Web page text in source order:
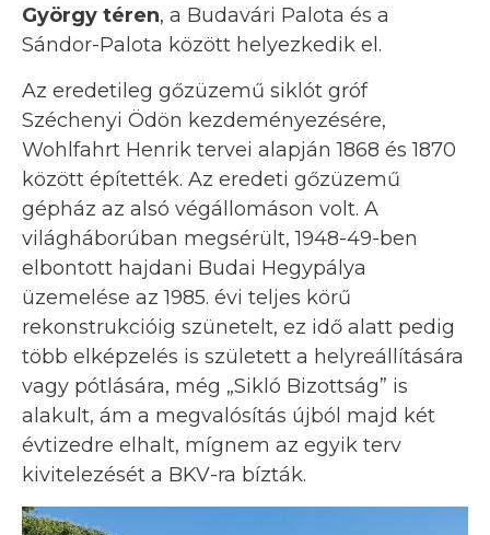
György téren, a Budavári Palota és a
Sándor-Palota között helyezkedik el.
Az eredetileg gőzüzemű siklót gróf
Széchenyi Ödön kezdeményezésére,
Wohlfahrt Henrik tervei alapján 1868 és 1870
között építették. Az eredeti gőzüzemű
gépház az alsó végállomáson volt. A
világháborúban megsérült, 1948-49-ben
elbontott hajdani Budai Hegypálya
üzemelése az 1985. évi teljes körű
rekonstrukcióig szünetelt, ez idő alatt pedig
több elképzelés is született a helyreállítására
vagy pótlására, még „Sikló Bizottság” is
alakult, ám a megvalósítás újból majd két
évtizedre elhalt, mígnem az egyik terv
kivitelezését a BKV-ra bízták.